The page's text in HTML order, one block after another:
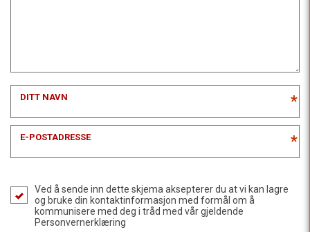
DITT NAVN *
E-POSTADRESSE *
Ved å sende inn dette skjema aksepterer du at vi kan lagre
og bruke din kontaktinformasjon med formål om å
kommunisere med deg i tråd med vår gjeldende
Personvernerklæring